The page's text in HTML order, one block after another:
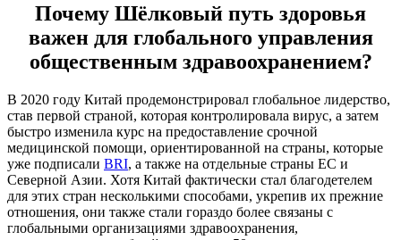
Почему Шёлковый путь здоровья
важен для глобального управления
общественным здравоохранением?
В 2020 году Китай продемонстрировал глобальное лидерство,
став первой страной, которая контролировала вирус, а затем
быстро изменила курс на предоставление срочной
медицинской помощи, ориентированной на страны, которые
уже подписали BRI, а также на отдельные страны ЕС и
Северной Азии. Хотя Китай фактически стал благодетелем
для этих стран несколькими способами, укрепив их прежние
отношения, они также стали гораздо более связаны с
глобальными организациями здравоохранения,